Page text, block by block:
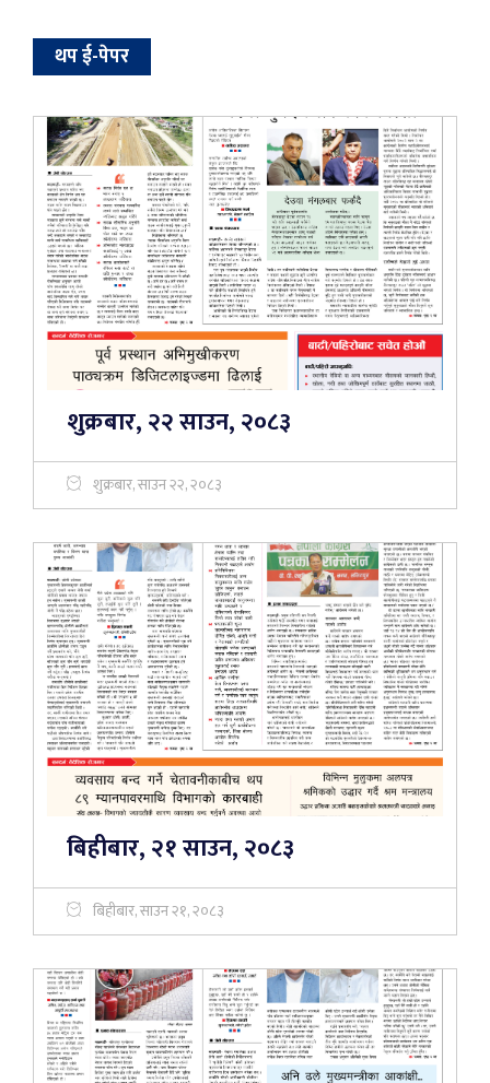
थप ई-पेपर
शुक्रबार, २२ साउन, २०८३
शुक्रबार, साउन २२, २०८३
बिहीबार, २१ साउन, २०८३
बिहीबार, साउन २१, २०८३